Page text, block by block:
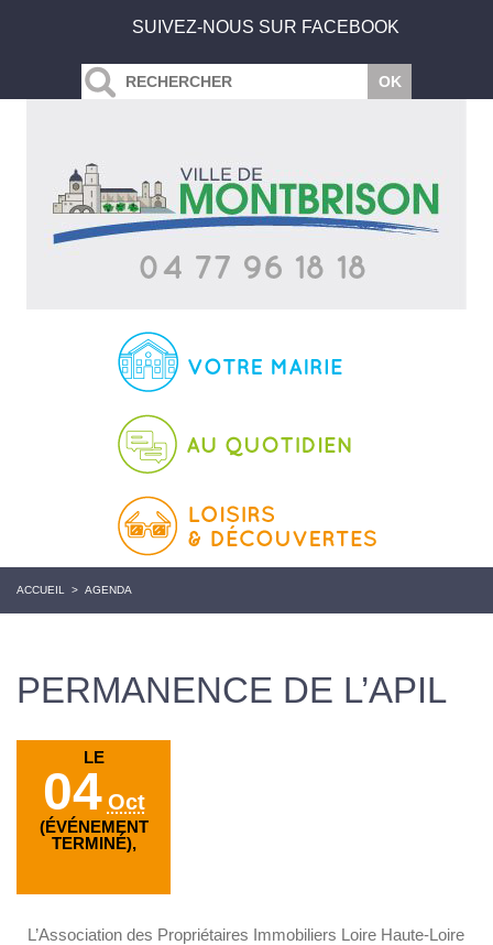
SUIVEZ-NOUS SUR FACEBOOK
ACCUEIL > AGENDA
PERMANENCE DE L’APIL
LE
04 Oct
(ÉVÉNEMENT
TERMINÉ),
L’Association des Propriétaires Immobiliers Loire Haute-Loire